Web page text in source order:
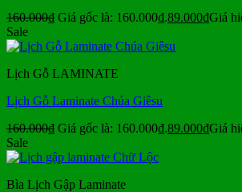
160.000₫ Giá gốc là: 160.000₫.89.000₫Giá
Sale
Lịch Gỗ LAMINATE
Lịch Gỗ Laminate Chúa Giêsu
160.000₫ Giá gốc là: 160.000₫.89.000₫Giá
Sale
Bìa Lịch Gập Laminate